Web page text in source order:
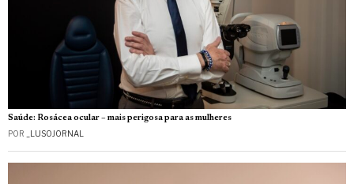
Saúde: Rosácea ocular – mais perigosa para as mulheres
POR _LUSOJORNAL